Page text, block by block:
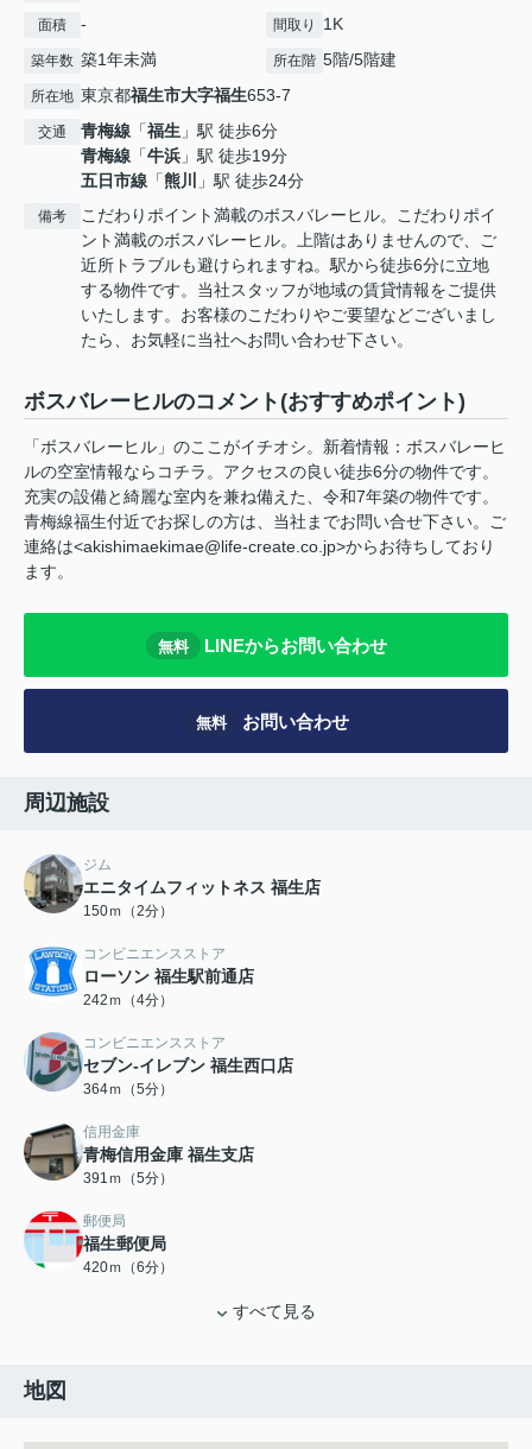
面積 - 間取り 1K
築年数 築1年未満 所在階 5階/5階建
所在地 東京都福生市大字福生653-7
交通 青梅線 「福生 」駅 徒歩6分
青梅線 「牛浜 」駅 徒歩19分
五日市線 「熊川 」駅 徒歩24分
備考
こだわりポイント満載のボスバレーヒル。こだわりポイ
ント満載のボスバレーヒル。上階はありませんので、ご
近所トラブルも避けられますね。駅から徒歩6分に立地
する物件です。当社スタッフが地域の賃貸情報をご提供
いたします。お客様のこだわりやご要望などございまし
たら、お気軽に当社へお問い合わせ下さい。
ボスバレーヒルのコメント(おすすめポイント)
「ボスバレーヒル」のここがイチオシ。新着情報：ボスバレーヒ
ルの空室情報ならコチラ。アクセスの良い徒歩6分の物件です。
充実の設備と綺麗な室内を兼ね備えた、令和7年築の物件です。
青梅線福生付近でお探しの方は、当社までお問い合せ下さい。ご
連絡は<akishimaekimae@life-create.co.jp>からお待ちしており
ます。
無料 LINEからお問い合わせ
無料 お問い合わせ
周辺施設
ジム
エニタイムフィットネス 福生店
150ｍ（2分）
コンビニエンスストア
ローソン 福生駅前通店
242ｍ（4分）
コンビニエンスストア
セブン‐イレブン 福生西口店
364ｍ（5分）
信用金庫
青梅信用金庫 福生支店
391ｍ（5分）
郵便局
福生郵便局
420ｍ（6分）
すべて見る
地図